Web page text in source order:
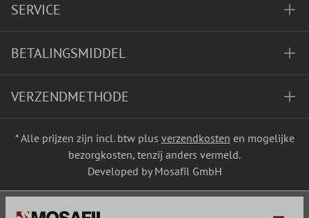
SERVICE
BETALINGSMIDDEL
VERZENDMETHODE
* Alle prijzen zijn incl. btw plus verzendkosten en mogelijke
bezorgkosten, tenzij anders vermeld.
Developed by Mosafil GmbH